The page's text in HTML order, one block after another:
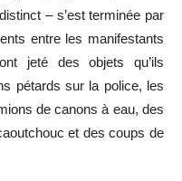
– s’est terminée par
entre les manifestants
jeté des objets qu’ils
pétards sur la police, les
de canons à eau, des
et des coups de